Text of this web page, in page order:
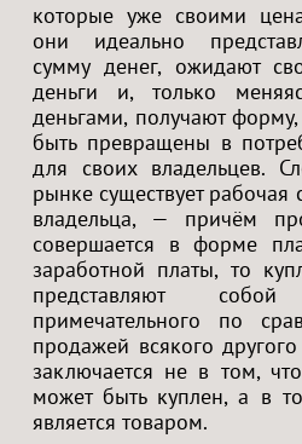
которые уже своими
они идеально
сумму денег, ожидают
деньги и, только
деньгами, получают
быть превращены в
для своих владельцев.
рынке существует рабочая
владельца, — причём
совершается в форме
заработной платы, то
представляют
примечательного по
продажей всякого
заключается не в том,
может быть куплен, а в
является товаром.